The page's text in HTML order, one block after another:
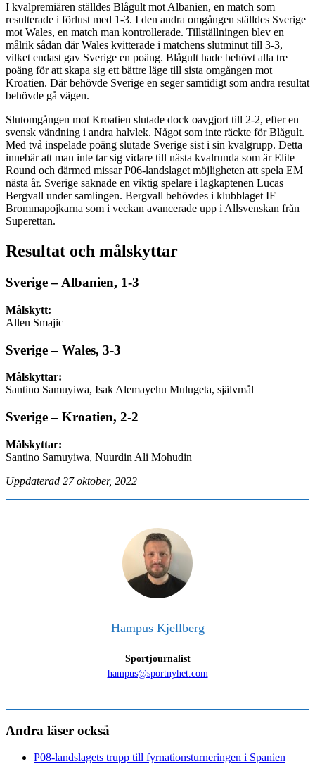
I kvalpremiären ställdes Blågult mot Albanien, en match som
resulterade i förlust med 1-3. I den andra omgången ställdes Sverige
mot Wales, en match man kontrollerade. Tillställningen blev en
målrik sådan där Wales kvitterade i matchens slutminut till 3-3,
vilket endast gav Sverige en poäng. Blågult hade behövt alla tre
poäng för att skapa sig ett bättre läge till sista omgången mot
Kroatien. Där behövde Sverige en seger samtidigt som andra resultat
behövde gå vägen.
Slutomgången mot Kroatien slutade dock oavgjort till 2-2, efter en
svensk vändning i andra halvlek. Något som inte räckte för Blågult.
Med två inspelade poäng slutade Sverige sist i sin kvalgrupp. Detta
innebär att man inte tar sig vidare till nästa kvalrunda som är Elite
Round och därmed missar P06-landslaget möjligheten att spela EM
nästa år. Sverige saknade en viktig spelare i lagkaptenen Lucas
Bergvall under samlingen. Bergvall behövdes i klubblaget IF
Brommapojkarna som i veckan avancerade upp i Allsvenskan från
Superettan.
Resultat och målskyttar
Sverige – Albanien, 1-3
Målskytt:
Allen Smajic
Sverige – Wales, 3-3
Målskyttar:
Santino Samuyiwa, Isak Alemayehu Mulugeta, självmål
Sverige – Kroatien, 2-2
Målskyttar:
Santino Samuyiwa, Nuurdin Ali Mohudin
Uppdaterad 27 oktober, 2022
Hampus Kjellberg
Sportjournalist
hampus@sportnyhet.com
Andra läser också
P08-landslagets trupp till fyrnationsturneringen i Spanien